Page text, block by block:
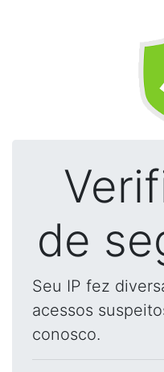
de
Seu IP fez
acessos
conosco.